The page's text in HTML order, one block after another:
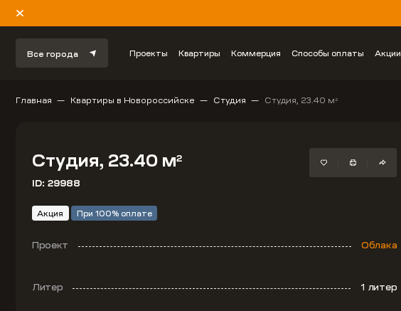
Все города Проекты Квартиры Коммерция Способы оплаты Акции
Главная Квартиры в Новороссийске Студия Студия, 23.40 м 2
Студия, 23.40 м2
ID: 29988
Акция При 100% оплате
Проект Облака
Литер 1 литер